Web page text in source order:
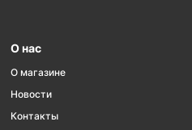
О нас
О магазине
Новости
Контакты